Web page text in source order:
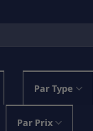
Par Type
Par Prix